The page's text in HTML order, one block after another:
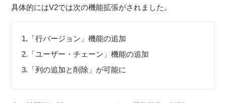
具体的にはV2では次の機能拡張がされました。
1. 「行バージョン」機能の追加
2. 「ユーザー・チェーン」機能の追加
3. 「列の追加と削除」が可能に